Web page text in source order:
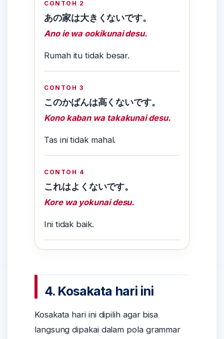
CONTOH 2
あの家は大きくないです。
Ano ie wa ookikunai desu.
Rumah itu tidak besar.
CONTOH 3
このかばんは高くないです。
Kono kaban wa takakunai desu.
Tas ini tidak mahal.
CONTOH 4
これはよくないです。
Kore wa yokunai desu.
Ini tidak baik.
4. Kosakata hari ini
Kosakata hari ini dipilih agar bisa
langsung dipakai dalam pola grammar